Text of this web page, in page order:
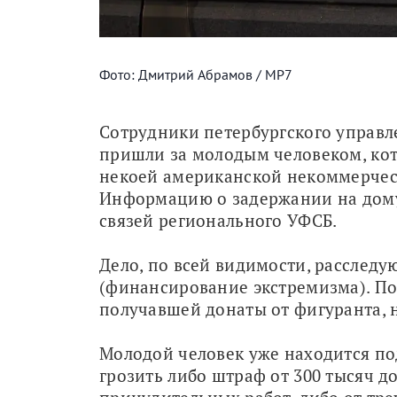
Фото: Дмитрий Абрамов / МР7
Сотрудники петербургского
пришли за молодым человеком,
некоей американской
Информацию о задержании на
связей регионального УФСБ.
Дело, по всей видимости,
(финансирование экстремизма).
получавшей донаты от фигуранта,
Молодой человек уже находится
грозить либо штраф от 300 тысяч